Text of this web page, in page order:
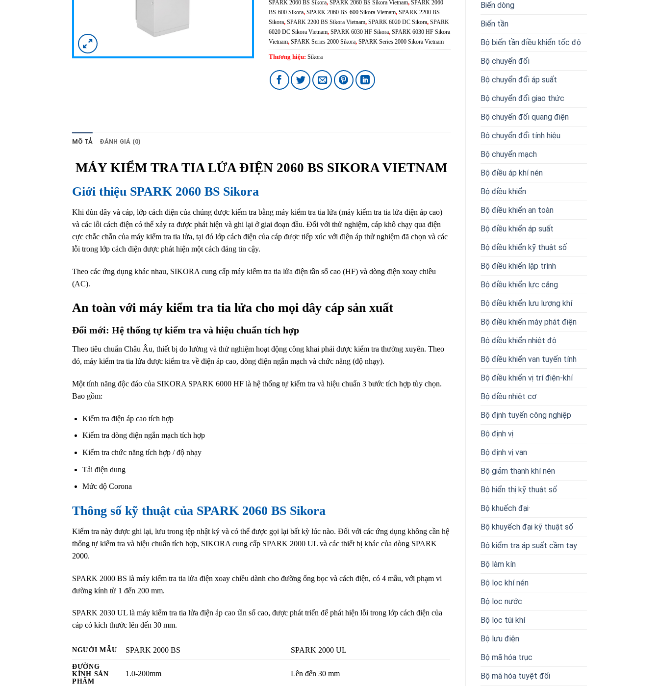
Biến dòng
Biến tần
Bộ biến tần điều khiển tốc độ
Bộ chuyển đổi
Bộ chuyển đổi áp suất
Bộ chuyển đổi giao thức
Bộ chuyển đổi quang điện
Bộ chuyển đổi tính hiệu
Bộ chuyển mạch
Bộ điều áp khí nén
Bộ điều khiển
Bộ điều khiển an toàn
Bộ điều khiển áp suất
Bộ điều khiển kỹ thuật số
Bộ điều khiển lập trình
Bộ điều khiển lực căng
Bộ điều khiển lưu lượng khí
Bộ điều khiển máy phát điện
Bộ điều khiển nhiệt độ
Bộ điều khiển van tuyến tính
Bộ điều khiển vị trí điện-khí
Bộ điều nhiệt cơ
Bộ định tuyến công nghiệp
Bộ định vị
Bộ định vị van
Bộ giảm thanh khí nén
Bộ hiển thị kỹ thuật số
Bộ khuếch đại·
Bộ khuyếch đại kỹ thuật số
Bộ kiểm tra áp suất cầm tay
Bộ làm kín
Bộ lọc khí nén
Bộ lọc nước
Bộ lọc túi khí
Bộ lưu điện
Bộ mã hóa trục
Bộ mã hóa tuyệt đối
SPARK 2060 BS Sikora, SPARK 2060 BS Sikora Vietnam, SPARK 2060
BS-600 Sikora, SPARK 2060 BS-600 Sikora Vietnam, SPARK 2200 BS
Sikora, SPARK 2200 BS Sikora Vietnam, SPARK 6020 DC Sikora, SPARK
6020 DC Sikora Vietnam, SPARK 6030 HF Sikora, SPARK 6030 HF Sikora
Vietnam, SPARK Series 2000 Sikora, SPARK Series 2000 Sikora Vietnam
Thương hiệu: Sikora
MÔ TẢ ĐÁNH GIÁ (0)
MÁY KIỂM TRA TIA LỬA ĐIỆN 2060 BS SIKORA VIETNAM
Giới thiệu SPARK 2060 BS Sikora
Khi đùn dây và cáp, lớp cách điện của chúng được kiểm tra bằng máy kiểm tra tia lửa (máy kiểm tra tia lửa điện áp cao)
và các lỗi cách điện có thể xảy ra được phát hiện và ghi lại ở giai đoạn đầu. Đối với thử nghiệm, cáp khô chạy qua điện
cực chắc chắn của máy kiểm tra tia lửa, tại đó lớp cách điện của cáp được tiếp xúc với điện áp thử nghiệm đã chọn và các
lỗi trong lớp cách điện được phát hiện một cách đáng tin cậy.
Theo các ứng dụng khác nhau, SIKORA cung cấp máy kiểm tra tia lửa điện tần số cao (HF) và dòng điện xoay chiều
(AC).
An toàn với máy kiểm tra tia lửa cho mọi dây cáp sản xuất
Đổi mới: Hệ thống tự kiểm tra và hiệu chuẩn tích hợp
Theo tiêu chuẩn Châu Âu, thiết bị đo lường và thử nghiệm hoạt động công khai phải được kiểm tra thường xuyên. Theo
đó, máy kiểm tra tia lửa được kiểm tra về điện áp cao, dòng điện ngắn mạch và chức năng (độ nhạy).
Một tính năng độc đáo của SIKORA SPARK 6000 HF là hệ thống tự kiểm tra và hiệu chuẩn 3 bước tích hợp tùy chọn.
Bao gồm:
Kiểm tra điện áp cao tích hợp
Kiểm tra dòng điện ngắn mạch tích hợp
Kiểm tra chức năng tích hợp / độ nhạy
Tải điện dung
Mức độ Corona
Thông số kỹ thuật của SPARK 2060 BS Sikora
Kiểm tra này được ghi lại, lưu trong tệp nhật ký và có thể được gọi lại bất kỳ lúc nào. Đối với các ứng dụng không cần hệ
thống tự kiểm tra và hiệu chuẩn tích hợp, SIKORA cung cấp SPARK 2000 UL và các thiết bị khác của dòng SPARK
2000.
SPARK 2000 BS là máy kiểm tra tia lửa điện xoay chiều dành cho đường ống bọc và cách điện, có 4 mẫu, với phạm vi
đường kính từ 1 đến 200 mm.
SPARK 2030 UL là máy kiểm tra tia lửa điện áp cao tần số cao, được phát triển để phát hiện lỗi trong lớp cách điện của
cáp có kích thước lên đến 30 mm.
NGƯỜI MẪU SPARK 2000 BS SPARK 2000 UL
ĐƯỜNG
KÍNH SẢN
PHẨM
1.0-200mm Lên đến 30 mm